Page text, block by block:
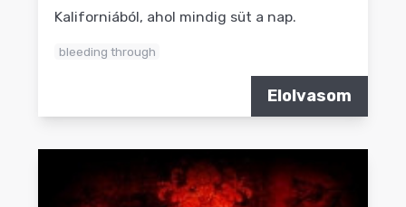
Kaliforniából, ahol mindig süt a nap.
bleeding through
Elolvasom